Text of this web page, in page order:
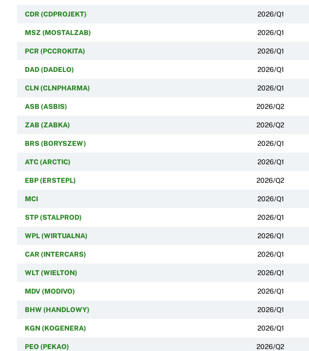
CDR (CDPROJEKT) 2026/Q1
MSZ (MOSTALZAB) 2026/Q1
PCR (PCCROKITA) 2026/Q1
DAD (DADELO) 2026/Q1
CLN (CLNPHARMA) 2026/Q1
ASB (ASBIS) 2026/Q2
ZAB (ZABKA) 2026/Q2
BRS (BORYSZEW) 2026/Q1
ATC (ARCTIC) 2026/Q1
EBP (ERSTEPL) 2026/Q2
MCI 2026/Q1
STP (STALPROD) 2026/Q1
WPL (WIRTUALNA) 2026/Q1
CAR (INTERCARS) 2026/Q1
WLT (WIELTON) 2026/Q1
MDV (MODIVO) 2026/Q1
BHW (HANDLOWY) 2026/Q1
KGN (KOGENERA) 2026/Q1
PEO (PEKAO) 2026/Q2